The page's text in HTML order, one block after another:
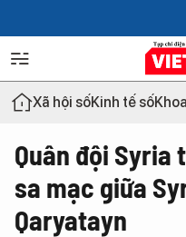
Xã hội sốKinh tế số
Quân đội Syria
sa mạc giữa
Qaryatayn